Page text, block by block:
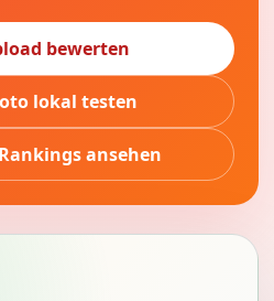
bewerten
lokal testen
ansehen